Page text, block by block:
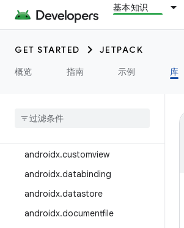
基本知识
GET STARTED
JETPACK
概览
指南 示例 库
androidx.core.locationbutton
androidx.core.uwb
androidx.credentials
androidx.customview
androidx.databinding
androidx.datastore
androidx.documentfile